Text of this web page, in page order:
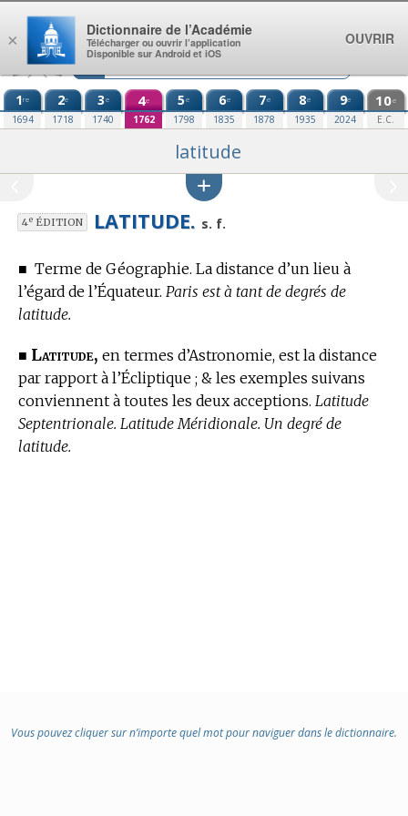
Aller au contenu
1re
1694
2e
1718
3e
1740
4e
1762
5e
1798
6e
1835
7e
1878
8e
1935
9e
2024
10e
E.C.
latitude
4eÉDITION LATITUDE. s. f.
■ Terme de Géographie. La distance d’un lieu à
l’égard de l’Équateur. Paris est à tant de degrés de
latitude.
■ Latitude, en termes d’Astronomie, est la distance
par rapport à l’Écliptique ; & les exemples suivans
conviennent à toutes les deux acceptions. Latitude
Septentrionale. Latitude Méridionale. Un degré de
latitude.
Vous pouvez cliquer sur n’importe quel mot pour naviguer dans le dictionnaire.
×
Dictionnaire de l’Académie
Télécharger ou ouvrir l’application
Disponible sur Android et iOS
OUVRIR